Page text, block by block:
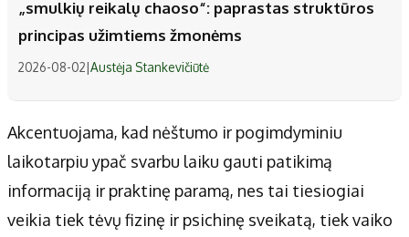
„smulkių reikalų chaoso“: paprastas struktūros
principas užimtiems žmonėms
2026-08-02|Austėja Stankevičiūtė
Akcentuojama, kad nėštumo ir pogimdyminiu
laikotarpiu ypač svarbu laiku gauti patikimą
informaciją ir praktinę paramą, nes tai tiesiogiai
veikia tiek tėvų fizinę ir psichinę sveikatą, tiek vaiko